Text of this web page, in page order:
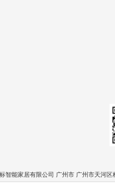
智能家居有限公司 广州市 广州市天河